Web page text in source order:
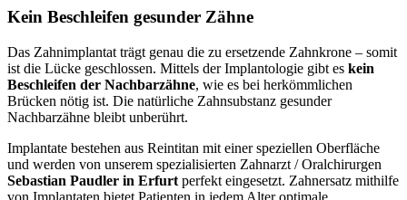
Kein Beschleifen gesunder Zähne
Das Zahnimplantat trägt genau die zu ersetzende Zahnkrone – somit
ist die Lücke geschlossen. Mittels der Implantologie gibt es kein
Beschleifen der Nachbarzähne, wie es bei herkömmlichen
Brücken nötig ist. Die natürliche Zahnsubstanz gesunder
Nachbarzähne bleibt unberührt.
Implantate bestehen aus Reintitan mit einer speziellen Oberfläche
und werden von unserem spezialisierten Zahnarzt / Oralchirurgen
Sebastian Paudler in Erfurt perfekt eingesetzt. Zahnersatz mithilfe
von Implantaten bietet Patienten in jedem Alter optimale